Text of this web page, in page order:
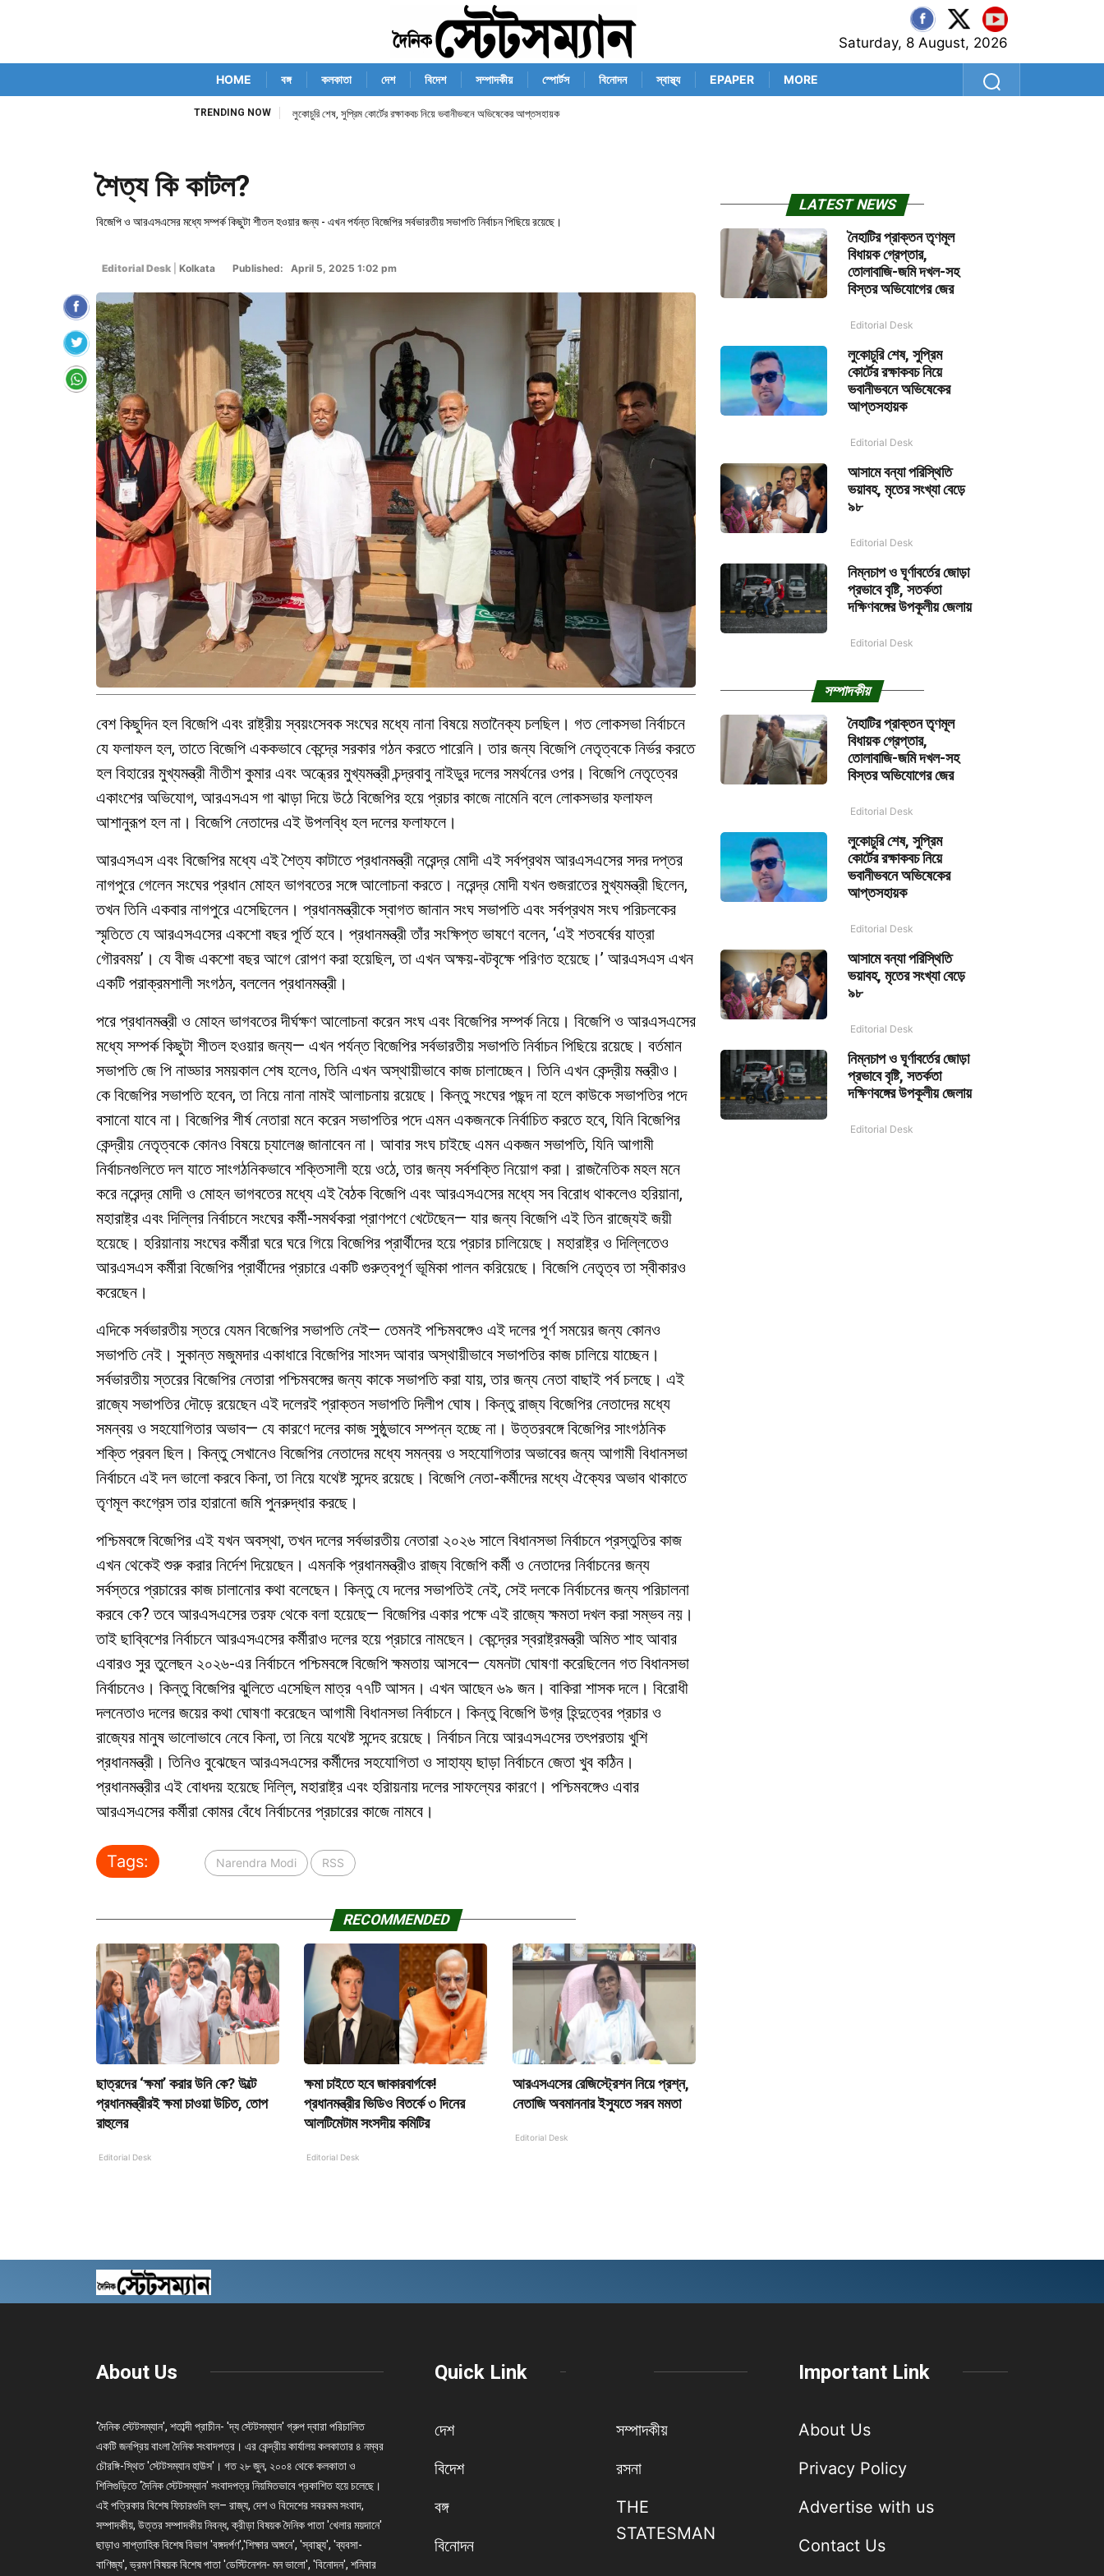
Saturday, 8 August, 2026
HOME বঙ্গ কলকাতা দেশ বিদেশ সম্পাদকীয় স্পোর্টস বিনোদন স্বাস্থ্য EPAPER MORE
TRENDING NOW লুকোচুরি শেষ, সুপ্রিম কোর্টের রক্ষাকবচ নিয়ে ভবানীভবনে অভিষেকের আপ্তসহায়ক
শৈত্য কি কাটল?
বিজেপি ও আরএসএসের মধ্যে সম্পর্ক কিছুটা শীতল হওয়ার জন্য - এখন পর্যন্ত বিজেপির সর্বভারতীয় সভাপতি নির্বাচন পিছিয়ে রয়েছে।
Editorial Desk Kolkata Published: April 5, 2025 1:02 pm
বেশ কিছুদিন হল বিজেপি এবং রাষ্ট্রীয় স্বয়ংসেবক সংঘের মধ্যে নানা বিষয়ে মতানৈক্য চলছিল। গত লোকসভা নির্বাচনে
যে ফলাফল হল, তাতে বিজেপি এককভাবে কেন্দ্রে সরকার গঠন করতে পারেনি। তার জন্য বিজেপি নেতৃত্বকে নির্ভর করতে
হল বিহারের মুখ্যমন্ত্রী নীতীশ কুমার এবং অন্ধ্রের মুখ্যমন্ত্রী চন্দ্রবাবু নাইডুর দলের সমর্থনের ওপর। বিজেপি নেতৃত্বের
একাংশের অভিযোগ, আরএসএস গা ঝাড়া দিয়ে উঠে বিজেপির হয়ে প্রচার কাজে নামেনি বলে লোকসভার ফলাফল
আশানুরূপ হল না। বিজেপি নেতাদের এই উপলব্ধি হল দলের ফলাফলে।
আরএসএস এবং বিজেপির মধ্যে এই শৈত্য কাটাতে প্রধানমন্ত্রী নরেন্দ্র মোদী এই সর্বপ্রথম আরএসএসের সদর দপ্তর
নাগপুরে গেলেন সংঘের প্রধান মোহন ভাগবতের সঙ্গে আলোচনা করতে। নরেন্দ্র মোদী যখন গুজরাতের মুখ্যমন্ত্রী ছিলেন,
তখন তিনি একবার নাগপুরে এসেছিলেন। প্রধানমন্ত্রীকে স্বাগত জানান সংঘ সভাপতি এবং সর্বপ্রথম সংঘ পরিচলকের
স্মৃতিতে যে আরএসএসের একশো বছর পূর্তি হবে। প্রধানমন্ত্রী তাঁর সংক্ষিপ্ত ভাষণে বলেন, ‘এই শতবর্ষের যাত্রা
গৌরবময়’। যে বীজ একশো বছর আগে রোপণ করা হয়েছিল, তা এখন অক্ষয়-বটবৃক্ষে পরিণত হয়েছে।’ আরএসএস এখন
একটি পরাক্রমশালী সংগঠন, বললেন প্রধানমন্ত্রী।
পরে প্রধানমন্ত্রী ও মোহন ভাগবতের দীর্ঘক্ষণ আলোচনা করেন সংঘ এবং বিজেপির সম্পর্ক নিয়ে। বিজেপি ও আরএসএসের
মধ্যে সম্পর্ক কিছুটা শীতল হওয়ার জন্য— এখন পর্যন্ত বিজেপির সর্বভারতীয় সভাপতি নির্বাচন পিছিয়ে রয়েছে। বর্তমান
সভাপতি জে পি নাড্ডার সময়কাল শেষ হলেও, তিনি এখন অস্থায়ীভাবে কাজ চালাচ্ছেন। তিনি এখন কেন্দ্রীয় মন্ত্রীও।
কে বিজেপির সভাপতি হবেন, তা নিয়ে নানা নামই আলাচনায় রয়েছে। কিন্তু সংঘের পছন্দ না হলে কাউকে সভাপতির পদে
বসানো যাবে না। বিজেপির শীর্ষ নেতারা মনে করেন সভাপতির পদে এমন একজনকে নির্বাচিত করতে হবে, যিনি বিজেপির
কেন্দ্রীয় নেতৃত্বকে কোনও বিষয়ে চ্যালেঞ্জ জানাবেন না। আবার সংঘ চাইছে এমন একজন সভাপতি, যিনি আগামী
নির্বাচনগুলিতে দল যাতে সাংগঠনিকভাবে শক্তিসালী হয়ে ওঠে, তার জন্য সর্বশক্তি নিয়োগ করা। রাজনৈতিক মহল মনে
করে নরেন্দ্র মোদী ও মোহন ভাগবতের মধ্যে এই বৈঠক বিজেপি এবং আরএসএসের মধ্যে সব বিরোধ থাকলেও হরিয়ানা,
মহারাষ্ট্র এবং দিল্লির নির্বাচনে সংঘের কর্মী-সমর্থকরা প্রাণপণে খেটেছেন— যার জন্য বিজেপি এই তিন রাজ্যেই জয়ী
হয়েছে। হরিয়ানায় সংঘের কর্মীরা ঘরে ঘরে গিয়ে বিজেপির প্রার্থীদের হয়ে প্রচার চালিয়েছে। মহারাষ্ট্র ও দিল্লিতেও
আরএসএস কর্মীরা বিজেপির প্রার্থীদের প্রচারে একটি গুরুত্বপূর্ণ ভূমিকা পালন করিয়েছে। বিজেপি নেতৃত্ব তা স্বীকারও
করেছেন।
এদিকে সর্বভারতীয় স্তরে যেমন বিজেপির সভাপতি নেই— তেমনই পশ্চিমবঙ্গেও এই দলের পূর্ণ সময়ের জন্য কোনও
সভাপতি নেই। সুকান্ত মজুমদার একাধারে বিজেপির সাংসদ আবার অস্থায়ীভাবে সভাপতির কাজ চালিয়ে যাচ্ছেন।
সর্বভারতীয় স্তরের বিজেপির নেতারা পশ্চিমবঙ্গের জন্য কাকে সভাপতি করা যায়, তার জন্য নেতা বাছাই পর্ব চলছে। এই
রাজ্যে সভাপতির দৌড়ে রয়েছেন এই দলেরই প্রাক্তন সভাপতি দিলীপ ঘোষ। কিন্তু রাজ্য বিজেপির নেতাদের মধ্যে
সমন্বয় ও সহযোগিতার অভাব— যে কারণে দলের কাজ সুষ্ঠুভাবে সম্পন্ন হচ্ছে না। উত্তরবঙ্গে বিজেপির সাংগঠনিক
শক্তি প্রবল ছিল। কিন্তু সেখানেও বিজেপির নেতাদের মধ্যে সমন্বয় ও সহযোগিতার অভাবের জন্য আগামী বিধানসভা
নির্বাচনে এই দল ভালো করবে কিনা, তা নিয়ে যথেষ্ট সন্দেহ রয়েছে। বিজেপি নেতা-কর্মীদের মধ্যে ঐক্যের অভাব থাকাতে
তৃণমূল কংগ্রেস তার হারানো জমি পুনরুদ্ধার করছে।
পশ্চিমবঙ্গে বিজেপির এই যখন অবস্থা, তখন দলের সর্বভারতীয় নেতারা ২০২৬ সালে বিধানসভা নির্বাচনে প্রস্তুতির কাজ
এখন থেকেই শুরু করার নির্দেশ দিয়েছেন। এমনকি প্রধানমন্ত্রীও রাজ্য বিজেপি কর্মী ও নেতাদের নির্বাচনের জন্য
সর্বস্তরে প্রচারের কাজ চালানোর কথা বলেছেন। কিন্তু যে দলের সভাপতিই নেই, সেই দলকে নির্বাচনের জন্য পরিচালনা
করবে কে? তবে আরএসএসের তরফ থেকে বলা হয়েছে— বিজেপির একার পক্ষে এই রাজ্যে ক্ষমতা দখল করা সম্ভব নয়।
তাই ছাব্বিশের নির্বাচনে আরএসএসের কর্মীরাও দলের হয়ে প্রচারে নামছেন। কেন্দ্রের স্বরাষ্ট্রমন্ত্রী অমিত শাহ আবার
এবারও সুর তুলেছন ২০২৬-এর নির্বাচনে পশ্চিমবঙ্গে বিজেপি ক্ষমতায় আসবে— যেমনটা ঘোষণা করেছিলেন গত বিধানসভা
নির্বাচনেও। কিন্তু বিজেপির ঝুলিতে এসেছিল মাত্র ৭৭টি আসন। এখন আছেন ৬৯ জন। বাকিরা শাসক দলে। বিরোধী
দলনেতাও দলের জয়ের কথা ঘোষণা করেছেন আগামী বিধানসভা নির্বাচনে। কিন্তু বিজেপি উগ্র হিন্দুত্বের প্রচার ও
রাজ্যের মানুষ ভালোভাবে নেবে কিনা, তা নিয়ে যথেষ্ট সন্দেহ রয়েছে। নির্বাচন নিয়ে আরএসএসের তৎপরতায় খুশি
প্রধানমন্ত্রী। তিনিও বুঝেছেন আরএসএসের কর্মীদের সহযোগিতা ও সাহায্য ছাড়া নির্বাচনে জেতা খুব কঠিন।
প্রধানমন্ত্রীর এই বোধদয় হয়েছে দিল্লি, মহারাষ্ট্র এবং হরিায়নায় দলের সাফল্যের কারণে। পশ্চিমবঙ্গেও এবার
আরএসএসের কর্মীরা কোমর বেঁধে নির্বাচনের প্রচারের কাজে নামবে।
Tags: Narendra Modi RSS
RECOMMENDED
ছাত্রদের ‘ক্ষমা’ করার উনি কে? উল্টে
প্রধানমন্ত্রীরই ক্ষমা চাওয়া উচিত, তোপ
রাহুলের
Editorial Desk
ক্ষমা চাইতে হবে জাকারবার্গকে!
প্রধানমন্ত্রীর ভিডিও বিতর্কে ৩ দিনের
আলটিমেটাম সংসদীয় কমিটির
Editorial Desk
আরএসএসের রেজিস্ট্রেশন নিয়ে প্রশ্ন,
নেতাজি অবমাননার ইস্যুতে সরব মমতা
Editorial Desk
LATEST NEWS
নৈহাটির প্রাক্তন তৃণমূল
বিধায়ক গ্রেপ্তার,
তোলাবাজি-জমি দখল-সহ
বিস্তর অভিযোগের জের
Editorial Desk
লুকোচুরি শেষ, সুপ্রিম
কোর্টের রক্ষাকবচ নিয়ে
ভবানীভবনে অভিষেকের
আপ্তসহায়ক
Editorial Desk
আসামে বন্যা পরিস্থিতি
ভয়াবহ, মৃতের সংখ্যা বেড়ে
৯৮
Editorial Desk
নিম্নচাপ ও ঘূর্ণাবর্তের জোড়া
প্রভাবে বৃষ্টি, সতর্কতা
দক্ষিণবঙ্গের উপকূলীয় জেলায়
Editorial Desk
সম্পাদকীয়
নৈহাটির প্রাক্তন তৃণমূল
বিধায়ক গ্রেপ্তার,
তোলাবাজি-জমি দখল-সহ
বিস্তর অভিযোগের জের
Editorial Desk
লুকোচুরি শেষ, সুপ্রিম
কোর্টের রক্ষাকবচ নিয়ে
ভবানীভবনে অভিষেকের
আপ্তসহায়ক
Editorial Desk
আসামে বন্যা পরিস্থিতি
ভয়াবহ, মৃতের সংখ্যা বেড়ে
৯৮
Editorial Desk
নিম্নচাপ ও ঘূর্ণাবর্তের জোড়া
প্রভাবে বৃষ্টি, সতর্কতা
দক্ষিণবঙ্গের উপকূলীয় জেলায়
Editorial Desk
About Us
'দৈনিক স্টেটসম্যান', শতাব্দী প্রাচীন- 'দ্য স্টেটসম্যান' গ্রুপ দ্বারা পরিচালিত
একটি জনপ্রিয় বাংলা দৈনিক সংবাদপত্র। এর কেন্দ্রীয় কার্যালয় কলকাতার ৪ নম্বর
চৌরঙ্গি-স্থিত 'স্টেটসম্যান হাউস'। গত ২৮ জুন, ২০০৪ থেকে কলকাতা ও
শিলিগুড়িতে 'দৈনিক স্টেটসম্যান' সংবাদপত্র নিয়মিতভাবে প্রকাশিত হয়ে চলেছে।
এই পত্রিকার বিশেষ ফিচারগুলি হল– রাজ্য, দেশ ও বিদেশের সবরকম সংবাদ,
সম্পাদকীয়, উত্তর সম্পাদকীয় নিবন্ধ, ক্রীড়া বিষয়ক দৈনিক পাতা 'খেলার ময়দানে'
ছাড়াও সাপ্তাহিক বিশেষ বিভাগ 'বঙ্গদর্পণ','শিক্ষার অঙ্গনে', 'স্বাস্থ্য', 'ব্যবসা-
বাণিজ্য', ভ্রমণ বিষয়ক বিশেষ পাতা 'ডেস্টিনেশন- মন ভালো', 'বিনোদন', শনিবার
Quick Link
দেশ
বিদেশ
বঙ্গ
বিনোদন
সম্পাদকীয়
রসনা
THE
STATESMAN
Important Link
About Us
Privacy Policy
Advertise with us
Contact Us